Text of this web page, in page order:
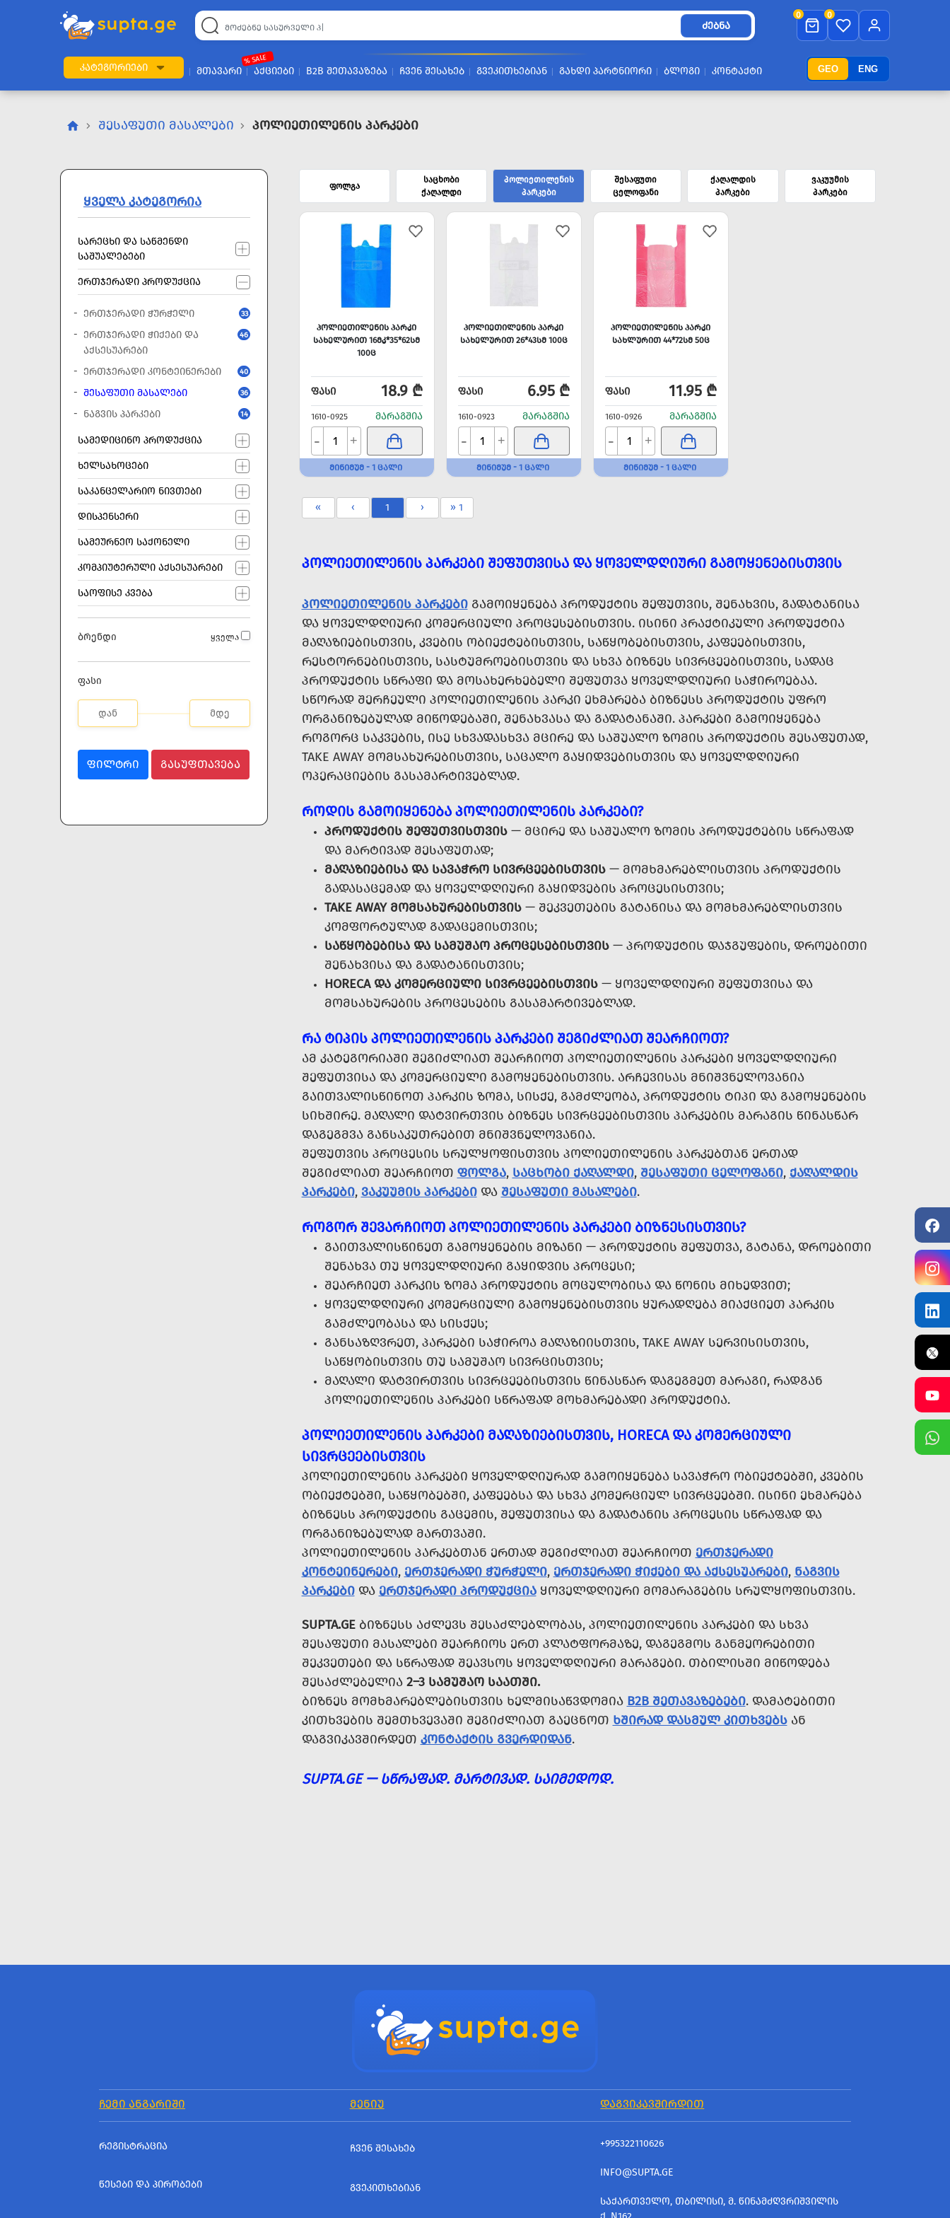
GEO ENG
ᲫᲔᲑᲜᲐ
0 0
ᲙᲐᲢᲔᲒᲝᲠᲘᲔᲑᲘ ᲛᲗᲐᲕᲐᲠᲘ ᲐᲥᲪᲘᲔᲑᲘ
% SALE
B2B ᲨᲔᲗᲐᲕᲐᲖᲔᲑᲐ ᲩᲕᲔᲜ ᲨᲔᲡᲐᲮᲔᲑ ᲒᲕᲔᲙᲘᲗᲮᲔᲑᲘᲐᲜ ᲒᲐᲮᲓᲘ ᲞᲐᲠᲢᲜᲘᲝᲠᲘ ᲑᲚᲝᲒᲘ ᲙᲝᲜᲢᲐᲥᲢᲘ
ᲨᲔᲡᲐᲤᲣᲗᲘ ᲛᲐᲡᲐᲚᲔᲑᲘ Პოლიეთილენის Პარკები
ᲧᲕᲔᲚᲐ ᲙᲐᲢᲔᲒᲝᲠᲘᲐ
ᲡᲐᲠᲔᲪᲮᲘ ᲓᲐ ᲡᲐᲬᲛᲔᲜᲓᲘ
ᲡᲐᲨᲣᲐᲚᲔᲑᲔᲑᲘ
ᲔᲠᲗᲯᲔᲠᲐᲓᲘ ᲞᲠᲝᲓᲣᲥᲪᲘᲐ
ᲔᲠᲗᲯᲔᲠᲐᲓᲘ ᲭᲣᲠᲭᲔᲚᲘ 33
ᲔᲠᲗᲯᲔᲠᲐᲓᲘ ᲭᲘᲥᲔᲑᲘ ᲓᲐ
ᲐᲥᲡᲔᲡᲣᲐᲠᲔᲑᲘ
46
ᲔᲠᲗᲯᲔᲠᲐᲓᲘ ᲙᲝᲜᲢᲔᲘᲜᲔᲠᲔᲑᲘ 40
ᲨᲔᲡᲐᲤᲣᲗᲘ ᲛᲐᲡᲐᲚᲔᲑᲘ 36
ᲜᲐᲒᲕᲘᲡ ᲞᲐᲠᲙᲔᲑᲘ 14
ᲡᲐᲛᲔᲓᲘᲪᲘᲜᲝ ᲞᲠᲝᲓᲣᲥᲪᲘᲐ
ᲮᲔᲚᲡᲐᲮᲝᲪᲔᲑᲘ
ᲡᲐᲙᲐᲜᲪᲔᲚᲐᲠᲘᲝ ᲜᲘᲕᲗᲔᲑᲘ
ᲓᲘᲡᲞᲔᲜᲡᲔᲠᲘ
ᲡᲐᲛᲔᲣᲠᲜᲔᲝ ᲡᲐᲥᲝᲜᲔᲚᲘ
ᲙᲝᲛᲞᲘᲣᲢᲔᲠᲣᲚᲘ ᲐᲥᲡᲔᲡᲣᲐᲠᲔᲑᲘ
ᲡᲐᲝᲤᲘᲡᲔ ᲙᲕᲔᲑᲐ
ბრენდი ყველა
ფასი
ᲤᲘᲚᲢᲠᲘ ᲒᲐᲡᲣᲤᲗᲐᲕᲔᲑᲐ
ფოლგა
საცხობი
ქაღალდი
პოლიეთილენის
პარკები
შესაფუთი
ცელოფანი
ქაღალდის
პარკები
ვაკუუმის
პარკები
ᲞᲝᲚᲘᲔᲗᲘᲚᲔᲜᲘᲡ ᲞᲐᲠᲙᲘ
ᲡᲐᲮᲔᲚᲣᲠᲘᲗ 16ᲛᲙ*35*62ᲡᲛ
100Ც
ᲤᲐᲡᲘ 18.9 ₾
1610-0925 ᲛᲐᲠᲐᲒᲨᲘᲐ
- +
ᲛᲘᲜᲘᲛᲣᲛ - 1 ᲪᲐᲚᲘ
ᲞᲝᲚᲘᲔᲗᲘᲚᲔᲜᲘᲡ ᲞᲐᲠᲙᲘ
ᲡᲐᲮᲔᲚᲣᲠᲘᲗ 26*43ᲡᲛ 100Ც
ᲤᲐᲡᲘ 6.95 ₾
1610-0923 ᲛᲐᲠᲐᲒᲨᲘᲐ
- +
ᲛᲘᲜᲘᲛᲣᲛ - 1 ᲪᲐᲚᲘ
ᲞᲝᲚᲘᲔᲗᲘᲚᲔᲜᲘᲡ ᲞᲐᲠᲙᲘ
ᲡᲐᲮᲚᲣᲠᲘᲗ 44*72ᲡᲛ 50Ც
ᲤᲐᲡᲘ 11.95 ₾
1610-0926 ᲛᲐᲠᲐᲒᲨᲘᲐ
- +
ᲛᲘᲜᲘᲛᲣᲛ - 1 ᲪᲐᲚᲘ
« ‹ 1 › » 1
ᲞᲝᲚᲘᲔᲗᲘᲚᲔᲜᲘᲡ ᲞᲐᲠᲙᲔᲑᲘ ᲨᲔᲤᲣᲗᲕᲘᲡᲐ ᲓᲐ ᲧᲝᲕᲔᲚᲓᲦᲘᲣᲠᲘ ᲒᲐᲛᲝᲧᲔᲜᲔᲑᲘᲡᲗᲕᲘᲡ
ᲞᲝᲚᲘᲔᲗᲘᲚᲔᲜᲘᲡ ᲞᲐᲠᲙᲔᲑᲘᲒᲐᲛᲝᲘᲧᲔᲜᲔᲑᲐ ᲞᲠᲝᲓᲣᲥᲢᲘᲡ ᲨᲔᲤᲣᲗᲕᲘᲡ, ᲨᲔᲜᲐᲮᲕᲘᲡ, ᲒᲐᲓᲐᲢᲐᲜᲘᲡᲐ
ᲓᲐ ᲧᲝᲕᲔᲚᲓᲦᲘᲣᲠᲘ ᲙᲝᲛᲔᲠᲪᲘᲣᲚᲘ ᲞᲠᲝᲪᲔᲡᲔᲑᲘᲡᲗᲕᲘᲡ. ᲘᲡᲘᲜᲘ ᲞᲠᲐᲥᲢᲘᲙᲣᲚᲘ ᲞᲠᲝᲓᲣᲥᲢᲘᲐ
ᲛᲐᲦᲐᲖᲘᲔᲑᲘᲡᲗᲕᲘᲡ, ᲙᲕᲔᲑᲘᲡ ᲝᲑᲘᲔᲥᲢᲔᲑᲘᲡᲗᲕᲘᲡ, ᲡᲐᲬᲧᲝᲑᲔᲑᲘᲡᲗᲕᲘᲡ, ᲙᲐᲤᲔᲔᲑᲘᲡᲗᲕᲘᲡ,
ᲠᲔᲡᲢᲝᲠᲜᲔᲑᲘᲡᲗᲕᲘᲡ, ᲡᲐᲡᲢᲣᲛᲠᲝᲔᲑᲘᲡᲗᲕᲘᲡ ᲓᲐ ᲡᲮᲕᲐ ᲑᲘᲖᲜᲔᲡ ᲡᲘᲕᲠᲪᲔᲔᲑᲘᲡᲗᲕᲘᲡ, ᲡᲐᲓᲐᲪ
ᲞᲠᲝᲓᲣᲥᲢᲘᲡ ᲡᲬᲠᲐᲤᲘ ᲓᲐ ᲛᲝᲡᲐᲮᲔᲠᲮᲔᲑᲔᲚᲘ ᲨᲔᲤᲣᲗᲕᲐ ᲧᲝᲕᲔᲚᲓᲦᲘᲣᲠᲘ ᲡᲐᲭᲘᲠᲝᲔᲑᲐᲐ.
ᲡᲬᲝᲠᲐᲓ ᲨᲔᲠᲩᲔᲣᲚᲘ ᲞᲝᲚᲘᲔᲗᲘᲚᲔᲜᲘᲡ ᲞᲐᲠᲙᲘ ᲔᲮᲛᲐᲠᲔᲑᲐ ᲑᲘᲖᲜᲔᲡᲡ ᲞᲠᲝᲓᲣᲥᲢᲘᲡ ᲣᲤᲠᲝ
ᲝᲠᲒᲐᲜᲘᲖᲔᲑᲣᲚᲐᲓ ᲛᲘᲬᲝᲓᲔᲑᲐᲨᲘ, ᲨᲔᲜᲐᲮᲕᲐᲡᲐ ᲓᲐ ᲒᲐᲓᲐᲢᲐᲜᲐᲨᲘ. ᲞᲐᲠᲙᲔᲑᲘ ᲒᲐᲛᲝᲘᲧᲔᲜᲔᲑᲐ
ᲠᲝᲒᲝᲠᲪ ᲡᲐᲙᲕᲔᲑᲘᲡ, ᲘᲡᲔ ᲡᲮᲕᲐᲓᲐᲡᲮᲕᲐ ᲛᲪᲘᲠᲔ ᲓᲐ ᲡᲐᲨᲣᲐᲚᲝ ᲖᲝᲛᲘᲡ ᲞᲠᲝᲓᲣᲥᲢᲘᲡ ᲨᲔᲡᲐᲤᲣᲗᲐᲓ,
TAKE AWAY ᲛᲝᲛᲡᲐᲮᲣᲠᲔᲑᲘᲡᲗᲕᲘᲡ, ᲡᲐᲪᲐᲚᲝ ᲒᲐᲧᲘᲓᲕᲔᲑᲘᲡᲗᲕᲘᲡ ᲓᲐ ᲧᲝᲕᲔᲚᲓᲦᲘᲣᲠᲘ
ᲝᲞᲔᲠᲐᲪᲘᲔᲑᲘᲡ ᲒᲐᲡᲐᲛᲐᲠᲢᲘᲕᲔᲑᲚᲐᲓ.
ᲠᲝᲓᲘᲡ ᲒᲐᲛᲝᲘᲧᲔᲜᲔᲑᲐ ᲞᲝᲚᲘᲔᲗᲘᲚᲔᲜᲘᲡ ᲞᲐᲠᲙᲔᲑᲘ?
ᲞᲠᲝᲓᲣᲥᲢᲘᲡ ᲨᲔᲤᲣᲗᲕᲘᲡᲗᲕᲘᲡ— ᲛᲪᲘᲠᲔ ᲓᲐ ᲡᲐᲨᲣᲐᲚᲝ ᲖᲝᲛᲘᲡ ᲞᲠᲝᲓᲣᲥᲢᲔᲑᲘᲡ ᲡᲬᲠᲐᲤᲐᲓ
ᲓᲐ ᲛᲐᲠᲢᲘᲕᲐᲓ ᲨᲔᲡᲐᲤᲣᲗᲐᲓ;
ᲛᲐᲦᲐᲖᲘᲔᲑᲘᲡᲐ ᲓᲐ ᲡᲐᲕᲐᲭᲠᲝ ᲡᲘᲕᲠᲪᲔᲔᲑᲘᲡᲗᲕᲘᲡ— ᲛᲝᲛᲮᲛᲐᲠᲔᲑᲚᲘᲡᲗᲕᲘᲡ ᲞᲠᲝᲓᲣᲥᲢᲘᲡ
ᲒᲐᲓᲐᲡᲐᲪᲔᲛᲐᲓ ᲓᲐ ᲧᲝᲕᲔᲚᲓᲦᲘᲣᲠᲘ ᲒᲐᲧᲘᲓᲕᲔᲑᲘᲡ ᲞᲠᲝᲪᲔᲡᲘᲡᲗᲕᲘᲡ;
TAKE AWAY ᲛᲝᲛᲡᲐᲮᲣᲠᲔᲑᲘᲡᲗᲕᲘᲡ— ᲨᲔᲙᲕᲔᲗᲔᲑᲘᲡ ᲒᲐᲢᲐᲜᲘᲡᲐ ᲓᲐ ᲛᲝᲛᲮᲛᲐᲠᲔᲑᲚᲘᲡᲗᲕᲘᲡ
ᲙᲝᲛᲤᲝᲠᲢᲣᲚᲐᲓ ᲒᲐᲓᲐᲪᲔᲛᲘᲡᲗᲕᲘᲡ;
ᲡᲐᲬᲧᲝᲑᲔᲑᲘᲡᲐ ᲓᲐ ᲡᲐᲛᲣᲨᲐᲝ ᲞᲠᲝᲪᲔᲡᲔᲑᲘᲡᲗᲕᲘᲡ— ᲞᲠᲝᲓᲣᲥᲢᲘᲡ ᲓᲐᲯᲒᲣᲤᲔᲑᲘᲡ, ᲓᲠᲝᲔᲑᲘᲗᲘ
ᲨᲔᲜᲐᲮᲕᲘᲡᲐ ᲓᲐ ᲒᲐᲓᲐᲢᲐᲜᲘᲡᲗᲕᲘᲡ;
HORECA ᲓᲐ ᲙᲝᲛᲔᲠᲪᲘᲣᲚᲘ ᲡᲘᲕᲠᲪᲔᲔᲑᲘᲡᲗᲕᲘᲡ— ᲧᲝᲕᲔᲚᲓᲦᲘᲣᲠᲘ ᲨᲔᲤᲣᲗᲕᲘᲡᲐ ᲓᲐ
ᲛᲝᲛᲡᲐᲮᲣᲠᲔᲑᲘᲡ ᲞᲠᲝᲪᲔᲡᲔᲑᲘᲡ ᲒᲐᲡᲐᲛᲐᲠᲢᲘᲕᲔᲑᲚᲐᲓ.
ᲠᲐ ᲢᲘᲞᲘᲡ ᲞᲝᲚᲘᲔᲗᲘᲚᲔᲜᲘᲡ ᲞᲐᲠᲙᲔᲑᲘ ᲨᲔᲒᲘᲫᲚᲘᲐᲗ ᲨᲔᲐᲠᲩᲘᲝᲗ?
ᲐᲛ ᲙᲐᲢᲔᲒᲝᲠᲘᲐᲨᲘ ᲨᲔᲒᲘᲫᲚᲘᲐᲗ ᲨᲔᲐᲠᲩᲘᲝᲗ ᲞᲝᲚᲘᲔᲗᲘᲚᲔᲜᲘᲡ ᲞᲐᲠᲙᲔᲑᲘ ᲧᲝᲕᲔᲚᲓᲦᲘᲣᲠᲘ
ᲨᲔᲤᲣᲗᲕᲘᲡᲐ ᲓᲐ ᲙᲝᲛᲔᲠᲪᲘᲣᲚᲘ ᲒᲐᲛᲝᲧᲔᲜᲔᲑᲘᲡᲗᲕᲘᲡ. ᲐᲠᲩᲔᲕᲘᲡᲐᲡ ᲛᲜᲘᲨᲕᲜᲔᲚᲝᲕᲐᲜᲘᲐ
ᲒᲐᲘᲗᲕᲐᲚᲘᲡᲬᲘᲜᲝᲗ ᲞᲐᲠᲙᲘᲡ ᲖᲝᲛᲐ, ᲡᲘᲡᲥᲔ, ᲒᲐᲛᲫᲚᲔᲝᲑᲐ, ᲞᲠᲝᲓᲣᲥᲢᲘᲡ ᲢᲘᲞᲘ ᲓᲐ ᲒᲐᲛᲝᲧᲔᲜᲔᲑᲘᲡ
ᲡᲘᲮᲨᲘᲠᲔ. ᲛᲐᲦᲐᲚᲘ ᲓᲐᲢᲕᲘᲠᲗᲕᲘᲡ ᲑᲘᲖᲜᲔᲡ ᲡᲘᲕᲠᲪᲔᲔᲑᲘᲡᲗᲕᲘᲡ ᲞᲐᲠᲙᲔᲑᲘᲡ ᲛᲐᲠᲐᲒᲘᲡ ᲬᲘᲜᲐᲡᲬᲐᲠ
ᲓᲐᲒᲔᲒᲛᲕᲐ ᲒᲐᲜᲡᲐᲙᲣᲗᲠᲔᲑᲘᲗ ᲛᲜᲘᲨᲕᲜᲔᲚᲝᲕᲐᲜᲘᲐ.
ᲨᲔᲤᲣᲗᲕᲘᲡ ᲞᲠᲝᲪᲔᲡᲘᲡ ᲡᲠᲣᲚᲧᲝᲤᲘᲡᲗᲕᲘᲡ ᲞᲝᲚᲘᲔᲗᲘᲚᲔᲜᲘᲡ ᲞᲐᲠᲙᲔᲑᲗᲐᲜ ᲔᲠᲗᲐᲓ
ᲨᲔᲒᲘᲫᲚᲘᲐᲗ ᲨᲔᲐᲠᲩᲘᲝᲗ ᲤᲝᲚᲒᲐ, ᲡᲐᲪᲮᲝᲑᲘ ᲥᲐᲦᲐᲚᲓᲘ, ᲨᲔᲡᲐᲤᲣᲗᲘ ᲪᲔᲚᲝᲤᲐᲜᲘ, ᲥᲐᲦᲐᲚᲓᲘᲡ
ᲞᲐᲠᲙᲔᲑᲘ, ᲕᲐᲙᲣᲣᲛᲘᲡ ᲞᲐᲠᲙᲔᲑᲘᲓᲐ ᲨᲔᲡᲐᲤᲣᲗᲘ ᲛᲐᲡᲐᲚᲔᲑᲘ.
ᲠᲝᲒᲝᲠ ᲨᲔᲕᲐᲠᲩᲘᲝᲗ ᲞᲝᲚᲘᲔᲗᲘᲚᲔᲜᲘᲡ ᲞᲐᲠᲙᲔᲑᲘ ᲑᲘᲖᲜᲔᲡᲘᲡᲗᲕᲘᲡ?
ᲒᲐᲘᲗᲕᲐᲚᲘᲡᲬᲘᲜᲔᲗ ᲒᲐᲛᲝᲧᲔᲜᲔᲑᲘᲡ ᲛᲘᲖᲐᲜᲘ — ᲞᲠᲝᲓᲣᲥᲢᲘᲡ ᲨᲔᲤᲣᲗᲕᲐ, ᲒᲐᲢᲐᲜᲐ, ᲓᲠᲝᲔᲑᲘᲗᲘ
ᲨᲔᲜᲐᲮᲕᲐ ᲗᲣ ᲧᲝᲕᲔᲚᲓᲦᲘᲣᲠᲘ ᲒᲐᲧᲘᲓᲕᲘᲡ ᲞᲠᲝᲪᲔᲡᲘ;
ᲨᲔᲐᲠᲩᲘᲔᲗ ᲞᲐᲠᲙᲘᲡ ᲖᲝᲛᲐ ᲞᲠᲝᲓᲣᲥᲢᲘᲡ ᲛᲝᲪᲣᲚᲝᲑᲘᲡᲐ ᲓᲐ ᲬᲝᲜᲘᲡ ᲛᲘᲮᲔᲓᲕᲘᲗ;
ᲧᲝᲕᲔᲚᲓᲦᲘᲣᲠᲘ ᲙᲝᲛᲔᲠᲪᲘᲣᲚᲘ ᲒᲐᲛᲝᲧᲔᲜᲔᲑᲘᲡᲗᲕᲘᲡ ᲧᲣᲠᲐᲓᲦᲔᲑᲐ ᲛᲘᲐᲥᲪᲘᲔᲗ ᲞᲐᲠᲙᲘᲡ
ᲒᲐᲛᲫᲚᲔᲝᲑᲐᲡᲐ ᲓᲐ ᲡᲘᲡᲥᲔᲡ;
ᲒᲐᲜᲡᲐᲖᲦᲕᲠᲔᲗ, ᲞᲐᲠᲙᲔᲑᲘ ᲡᲐᲭᲘᲠᲝᲐ ᲛᲐᲦᲐᲖᲘᲘᲡᲗᲕᲘᲡ, TAKE AWAY ᲡᲔᲠᲕᲘᲡᲘᲡᲗᲕᲘᲡ,
ᲡᲐᲬᲧᲝᲑᲘᲡᲗᲕᲘᲡ ᲗᲣ ᲡᲐᲛᲣᲨᲐᲝ ᲡᲘᲕᲠᲪᲘᲡᲗᲕᲘᲡ;
ᲛᲐᲦᲐᲚᲘ ᲓᲐᲢᲕᲘᲠᲗᲕᲘᲡ ᲡᲘᲕᲠᲪᲔᲔᲑᲘᲡᲗᲕᲘᲡ ᲬᲘᲜᲐᲡᲬᲐᲠ ᲓᲐᲒᲔᲒᲛᲔᲗ ᲛᲐᲠᲐᲒᲘ, ᲠᲐᲓᲒᲐᲜ
ᲞᲝᲚᲘᲔᲗᲘᲚᲔᲜᲘᲡ ᲞᲐᲠᲙᲔᲑᲘ ᲡᲬᲠᲐᲤᲐᲓ ᲛᲝᲮᲛᲐᲠᲔᲑᲐᲓᲘ ᲞᲠᲝᲓᲣᲥᲢᲘᲐ.
ᲞᲝᲚᲘᲔᲗᲘᲚᲔᲜᲘᲡ ᲞᲐᲠᲙᲔᲑᲘ ᲛᲐᲦᲐᲖᲘᲔᲑᲘᲡᲗᲕᲘᲡ, HORECA ᲓᲐ ᲙᲝᲛᲔᲠᲪᲘᲣᲚᲘ
ᲡᲘᲕᲠᲪᲔᲔᲑᲘᲡᲗᲕᲘᲡ
ᲞᲝᲚᲘᲔᲗᲘᲚᲔᲜᲘᲡ ᲞᲐᲠᲙᲔᲑᲘ ᲧᲝᲕᲔᲚᲓᲦᲘᲣᲠᲐᲓ ᲒᲐᲛᲝᲘᲧᲔᲜᲔᲑᲐ ᲡᲐᲕᲐᲭᲠᲝ ᲝᲑᲘᲔᲥᲢᲔᲑᲨᲘ, ᲙᲕᲔᲑᲘᲡ
ᲝᲑᲘᲔᲥᲢᲔᲑᲨᲘ, ᲡᲐᲬᲧᲝᲑᲔᲑᲨᲘ, ᲙᲐᲤᲔᲔᲑᲡᲐ ᲓᲐ ᲡᲮᲕᲐ ᲙᲝᲛᲔᲠᲪᲘᲣᲚ ᲡᲘᲕᲠᲪᲔᲔᲑᲨᲘ. ᲘᲡᲘᲜᲘ ᲔᲮᲛᲐᲠᲔᲑᲐ
ᲑᲘᲖᲜᲔᲡᲡ ᲞᲠᲝᲓᲣᲥᲢᲘᲡ ᲒᲐᲪᲔᲛᲘᲡ, ᲨᲔᲤᲣᲗᲕᲘᲡᲐ ᲓᲐ ᲒᲐᲓᲐᲢᲐᲜᲘᲡ ᲞᲠᲝᲪᲔᲡᲘᲡ ᲡᲬᲠᲐᲤᲐᲓ ᲓᲐ
ᲝᲠᲒᲐᲜᲘᲖᲔᲑᲣᲚᲐᲓ ᲛᲐᲠᲗᲕᲐᲨᲘ.
ᲞᲝᲚᲘᲔᲗᲘᲚᲔᲜᲘᲡ ᲞᲐᲠᲙᲔᲑᲗᲐᲜ ᲔᲠᲗᲐᲓ ᲨᲔᲒᲘᲫᲚᲘᲐᲗ ᲨᲔᲐᲠᲩᲘᲝᲗ ᲔᲠᲗᲯᲔᲠᲐᲓᲘ
ᲙᲝᲜᲢᲔᲘᲜᲔᲠᲔᲑᲘ, ᲔᲠᲗᲯᲔᲠᲐᲓᲘ ᲭᲣᲠᲭᲔᲚᲘ, ᲔᲠᲗᲯᲔᲠᲐᲓᲘ ᲭᲘᲥᲔᲑᲘ ᲓᲐ ᲐᲥᲡᲔᲡᲣᲐᲠᲔᲑᲘ, ᲜᲐᲒᲕᲘᲡ
ᲞᲐᲠᲙᲔᲑᲘᲓᲐ ᲔᲠᲗᲯᲔᲠᲐᲓᲘ ᲞᲠᲝᲓᲣᲥᲪᲘᲐᲧᲝᲕᲔᲚᲓᲦᲘᲣᲠᲘ ᲛᲝᲛᲐᲠᲐᲒᲔᲑᲘᲡ ᲡᲠᲣᲚᲧᲝᲤᲘᲡᲗᲕᲘᲡ.
SUPTA.GEᲑᲘᲖᲜᲔᲡᲡ ᲐᲫᲚᲔᲕᲡ ᲨᲔᲡᲐᲫᲚᲔᲑᲚᲝᲑᲐᲡ, ᲞᲝᲚᲘᲔᲗᲘᲚᲔᲜᲘᲡ ᲞᲐᲠᲙᲔᲑᲘ ᲓᲐ ᲡᲮᲕᲐ
ᲨᲔᲡᲐᲤᲣᲗᲘ ᲛᲐᲡᲐᲚᲔᲑᲘ ᲨᲔᲐᲠᲩᲘᲝᲡ ᲔᲠᲗ ᲞᲚᲐᲢᲤᲝᲠᲛᲐᲖᲔ, ᲓᲐᲒᲔᲒᲛᲝᲡ ᲒᲐᲜᲛᲔᲝᲠᲔᲑᲘᲗᲘ
ᲨᲔᲙᲕᲔᲗᲔᲑᲘ ᲓᲐ ᲡᲬᲠᲐᲤᲐᲓ ᲨᲔᲐᲕᲡᲝᲡ ᲧᲝᲕᲔᲚᲓᲦᲘᲣᲠᲘ ᲛᲐᲠᲐᲒᲔᲑᲘ. ᲗᲑᲘᲚᲘᲡᲨᲘ ᲛᲘᲬᲝᲓᲔᲑᲐ
ᲨᲔᲡᲐᲫᲚᲔᲑᲔᲚᲘᲐ 2–3 ᲡᲐᲛᲣᲨᲐᲝ ᲡᲐᲐᲗᲨᲘ.
ᲑᲘᲖᲜᲔᲡ ᲛᲝᲛᲮᲛᲐᲠᲔᲑᲚᲔᲑᲘᲡᲗᲕᲘᲡ ᲮᲔᲚᲛᲘᲡᲐᲬᲕᲓᲝᲛᲘᲐ B2B ᲨᲔᲗᲐᲕᲐᲖᲔᲑᲔᲑᲘ. ᲓᲐᲛᲐᲢᲔᲑᲘᲗᲘ
ᲙᲘᲗᲮᲕᲔᲑᲘᲡ ᲨᲔᲛᲗᲮᲕᲔᲕᲐᲨᲘ ᲨᲔᲒᲘᲫᲚᲘᲐᲗ ᲒᲐᲔᲪᲜᲝᲗ ᲮᲨᲘᲠᲐᲓ ᲓᲐᲡᲛᲣᲚ ᲙᲘᲗᲮᲕᲔᲑᲡᲐᲜ
ᲓᲐᲒᲕᲘᲙᲐᲕᲨᲘᲠᲓᲔᲗ ᲙᲝᲜᲢᲐᲥᲢᲘᲡ ᲒᲕᲔᲠᲓᲘᲓᲐᲜ.
SUPTA.GE — ᲡᲬᲠᲐᲤᲐᲓ. ᲛᲐᲠᲢᲘᲕᲐᲓ. ᲡᲐᲘᲛᲔᲓᲝᲓ.
ᲩᲔᲛᲘ ᲐᲜᲒᲐᲠᲘᲨᲘ ᲛᲔᲜᲘᲣ ᲓᲐᲒᲕᲘᲙᲐᲕᲨᲘᲠᲓᲘᲗ
ᲠᲔᲒᲘᲡᲢᲠᲐᲪᲘᲐ
ᲬᲔᲡᲔᲑᲘ ᲓᲐ ᲞᲘᲠᲝᲑᲔᲑᲘ
ᲩᲕᲔᲜ ᲨᲔᲡᲐᲮᲔᲑ
ᲒᲕᲔᲙᲘᲗᲮᲔᲑᲘᲐᲜ
+995322110626
INFO@SUPTA.GE
ᲡᲐᲥᲐᲠᲗᲕᲔᲚᲝ, ᲗᲑᲘᲚᲘᲡᲘ, Მ. ᲬᲘᲜᲐᲛᲫᲦᲕᲠᲘᲨᲕᲘᲚᲘᲡ